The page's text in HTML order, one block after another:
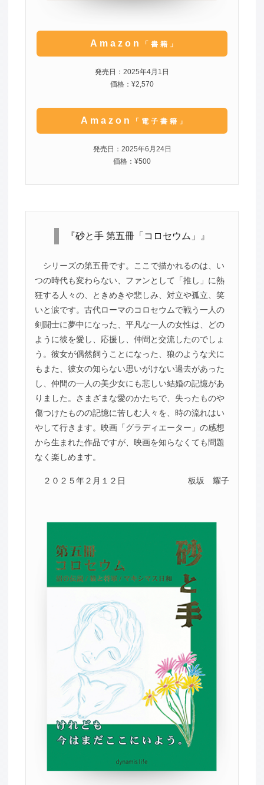
Amazon 「書籍」
発売日：2025年4月1日
価格：¥2,570
Amazon 「電子書籍」
発売日：2025年6月24日
価格：¥500
『砂と手 第五冊「コロセウム」』
シリーズの第五冊です。ここで描かれるのは、い
つの時代も変わらない、ファンとして「推し」に熱
狂する人々の、ときめきや悲しみ、対立や孤立、笑
いと涙です。古代ローマのコロセウムで戦う一人の
剣闘士に夢中になった、平凡な一人の女性は、どの
ように彼を愛し、応援し、仲間と交流したのでしょ
う。彼女が偶然飼うことになった、狼のような犬に
もまた、彼女の知らない思いがけない過去があった
し、仲間の一人の美少女にも悲しい結婚の記憶があ
りました。さまざまな愛のかたちで、失ったものや
傷つけたものの記憶に苦しむ人々を、時の流れはい
やして行きます。映画「グラディエーター」の感想
から生まれた作品ですが、映画を知らなくても問題
なく楽しめます。
２０２５年２月１２日 板坂 耀子